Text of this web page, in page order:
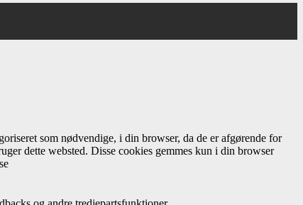
som nødvendige, i din browser, da de er afgørende for
dette websted. Disse cookies gemmes kun i din browser